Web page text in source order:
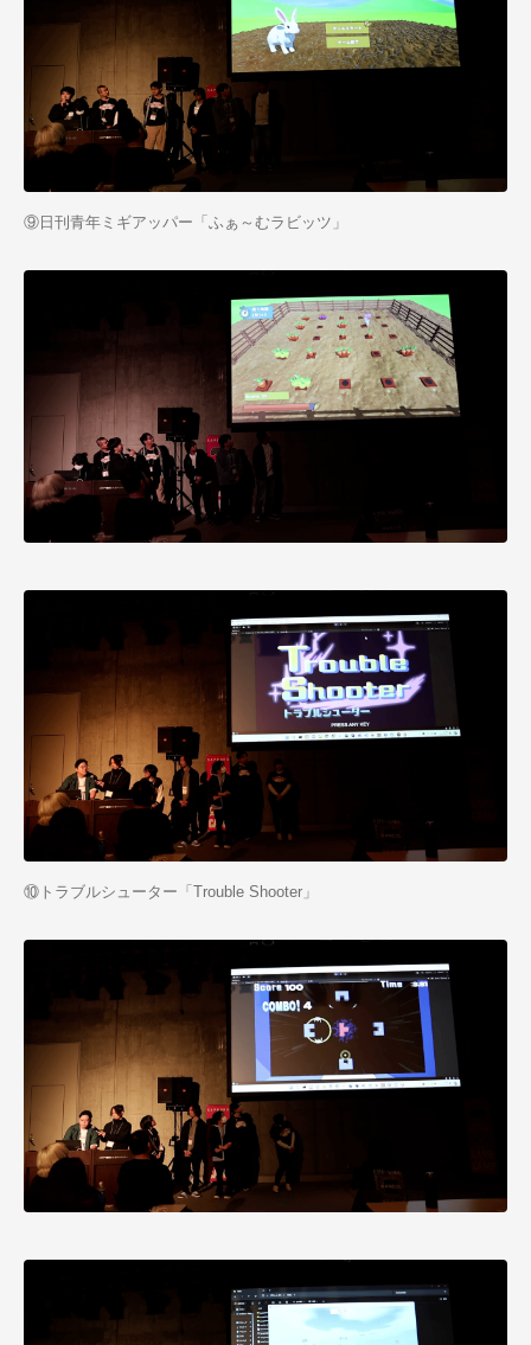
⑨日刊青年ミギアッパー「ふぁ～むラビッツ」
⑩トラブルシューター「Trouble Shooter」